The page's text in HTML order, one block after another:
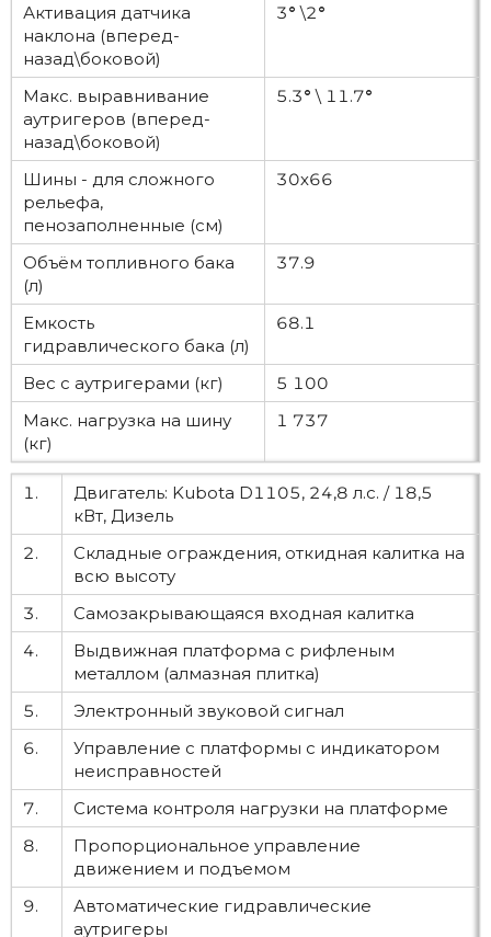
Активация датчика
наклона (вперед-
назад\боковой)
3° \2°
Макс. выравнивание
аутригеров (вперед-
назад\боковой)
5.3°\ 11.7°
Шины - для сложного
рельефа,
пенозаполненные (см)
30х66
Объём топливного бака
(л)
37.9
Емкость
гидравлического бака (л)
68.1
Вес с аутригерами (кг)
5 100
Макс. нагрузка на шину
(кг)
1 737
1.
Двигатель: Kubota D1105, 24,8 л.с. / 18,5
кВт, Дизель
2.
Складные ограждения, откидная калитка на
всю высоту
3.
Самозакрывающаяся входная калитка
4.
Выдвижная платформа с рифленым
металлом (алмазная плитка)
5.
Электронный звуковой сигнал
6.
Управление с платформы с индикатором
неисправностей
7.
Система контроля нагрузки на платформе
8.
Пропорциональное управление
движением и подъемом
9.
Автоматические гидравлические
аутригеры